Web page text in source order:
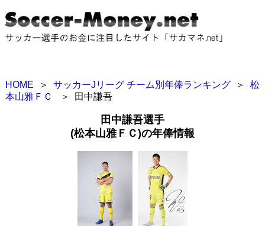
HOME ＞ サッカーJリーグ チーム別年俸ランキング ＞
松
本山雅ＦＣ
＞ 田中謙吾
田中謙吾選手
(松本山雅ＦＣ)の年俸情報